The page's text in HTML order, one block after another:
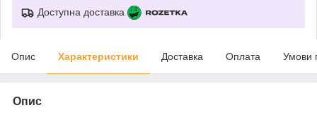
Доступна доставка
Опис Характеристики Доставка Оплата Умови
Опис